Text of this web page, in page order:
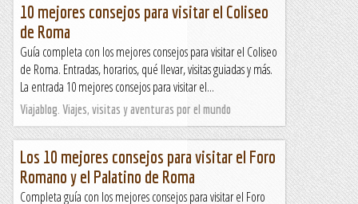
10 mejores consejos para visitar el Coliseo
de Roma
Guía completa con los mejores consejos para visitar el Coliseo
de Roma. Entradas, horarios, qué llevar, visitas guiadas y más.
La entrada 10 mejores consejos para visitar el...
Viajablog. Viajes, visitas y aventuras por el mundo
Los 10 mejores consejos para visitar el Foro
Romano y el Palatino de Roma
Completa guía con los mejores consejos para visitar el Foro